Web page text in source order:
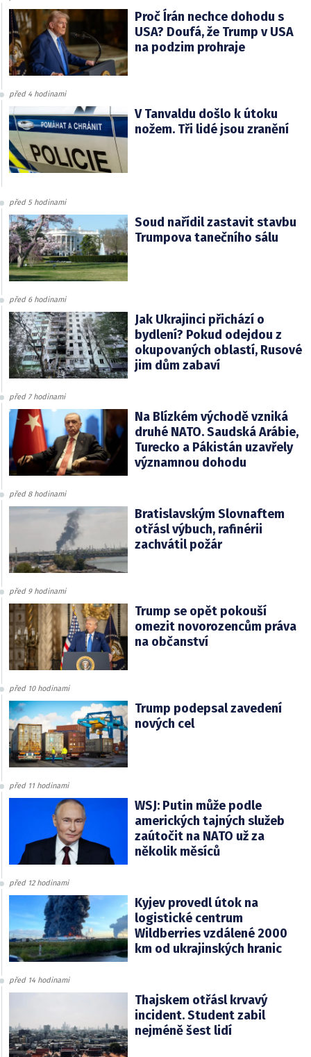
Proč Írán nechce dohodu s
USA? Doufá, že Trump v USA
na podzim prohraje
před 4 hodinami
V Tanvaldu došlo k útoku
nožem. Tři lidé jsou zranění
před 5 hodinami
Soud nařídil zastavit stavbu
Trumpova tanečního sálu
před 6 hodinami
Jak Ukrajinci přichází o
bydlení? Pokud odejdou z
okupovaných oblastí, Rusové
jim dům zabaví
před 7 hodinami
Na Blízkém východě vzniká
druhé NATO. Saudská Arábie,
Turecko a Pákistán uzavřely
významnou dohodu
před 8 hodinami
Bratislavským Slovnaftem
otřásl výbuch, rafinérii
zachvátil požár
před 9 hodinami
Trump se opět pokouší
omezit novorozencům práva
na občanství
před 10 hodinami
Trump podepsal zavedení
nových cel
před 11 hodinami
WSJ: Putin může podle
amerických tajných služeb
zaútočit na NATO už za
několik měsíců
před 12 hodinami
Kyjev provedl útok na
logistické centrum
Wildberries vzdálené 2000
km od ukrajinských hranic
před 14 hodinami
Thajskem otřásl krvavý
incident. Student zabil
nejméně šest lidí